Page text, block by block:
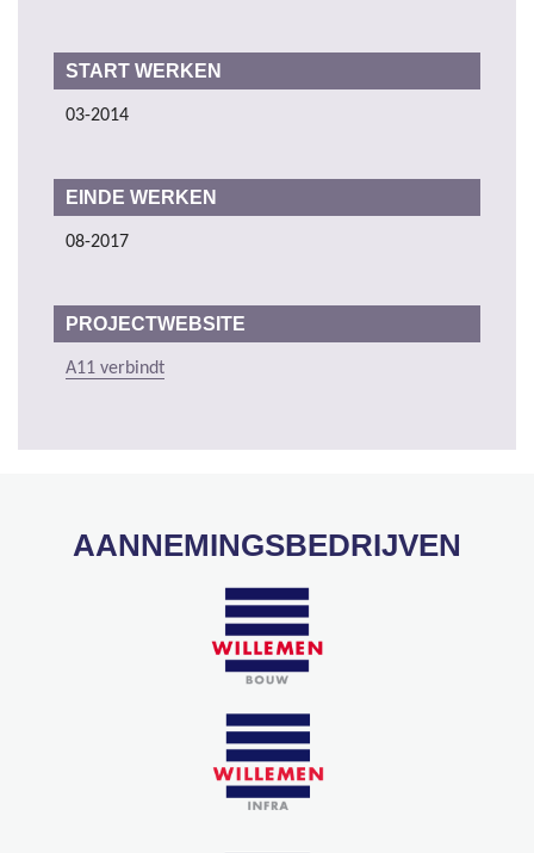
START WERKEN
03-2014
EINDE WERKEN
08-2017
PROJECTWEBSITE
A11 verbindt
AANNEMINGSBEDRIJVEN